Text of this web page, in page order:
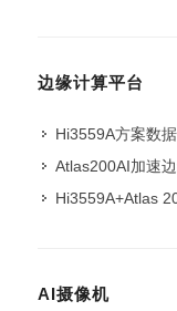
边缘计算平台
Hi3559A方案数
Atlas200AI加速
Hi3559A+Atlas
AI摄像机